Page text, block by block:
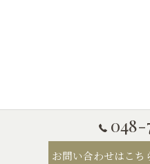
048-
お問い合わせはこち